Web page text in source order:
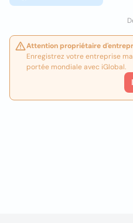
Attention propriétaire
Enregistrez votre entreprise
portée mondiale avec iGlobal.